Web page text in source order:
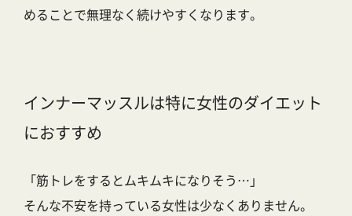
めることで無理なく続けやすくなります。
インナーマッスルは特に女性のダイエット
におすすめ
「筋トレをするとムキムキになりそう…」
そんな不安を持っている女性は少なくありません。